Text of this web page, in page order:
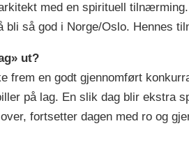
med en spirituell tilnærming.
bli så god i Norge/Oslo. Hennes
ut?
frem en godt gjennomført
på lag. En slik dag blir ekstra
fortsetter dagen med ro og